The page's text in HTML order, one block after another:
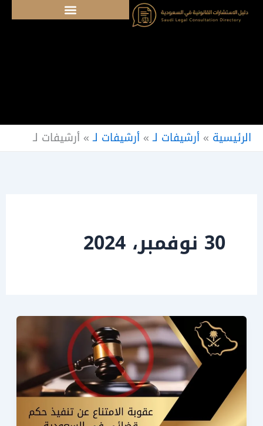
تخطي
الرئيسية »أرشيفات لـ»أرشيفات لـ» أرشيفات لـ
30 نوفمبر، 2024